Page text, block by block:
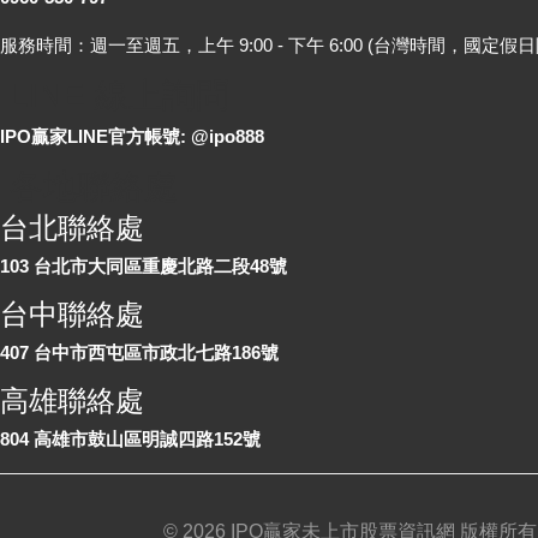
服務時間：週一至週五，上午 9:00 - 下午 6:00 (台灣時間，國定假
IPO贏家LINE官方帳號: @ipo888
台北聯絡處
103 台北市大同區重慶北路二段48號
台中聯絡處
407 台中市西屯區市政北七路186號
高雄聯絡處
804 高雄市鼓山區明誠四路152號
© 2026 IPO贏家未上市股票資訊網 版權所有